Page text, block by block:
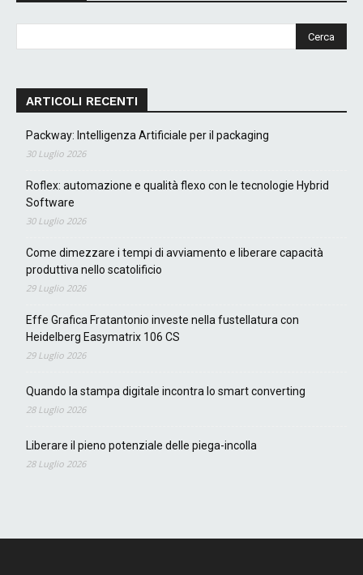
ARTICOLI RECENTI
Packway: Intelligenza Artificiale per il packaging
30 Luglio 2026
Roflex: automazione e qualità flexo con le tecnologie Hybrid
Software
30 Luglio 2026
Come dimezzare i tempi di avviamento e liberare capacità
produttiva nello scatolificio
29 Luglio 2026
Effe Grafica Fratantonio investe nella fustellatura con
Heidelberg Easymatrix 106 CS
29 Luglio 2026
Quando la stampa digitale incontra lo smart converting
28 Luglio 2026
Liberare il pieno potenziale delle piega-incolla
28 Luglio 2026